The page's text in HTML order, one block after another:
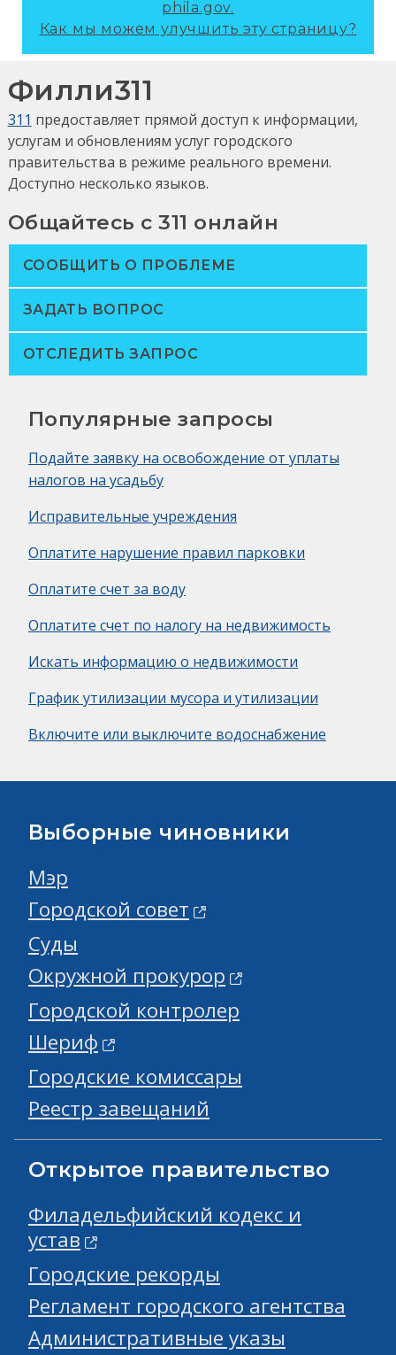
phila.gov.
Как мы можем улучшить эту страницу?
Филли311
311 предоставляет прямой доступ к информации,
услугам и обновлениям услуг городского
правительства в режиме реального времени.
Доступно несколько языков.
Общайтесь с 311 онлайн
СООБЩИТЬ О ПРОБЛЕМЕ
ЗАДАТЬ ВОПРОС
ОТСЛЕДИТЬ ЗАПРОС
Популярные запросы
Подайте заявку на освобождение от уплаты
налогов на усадьбу
Исправительные учреждения
Оплатите нарушение правил парковки
Оплатите счет за воду
Оплатите счет по налогу на недвижимость
Искать информацию о недвижимости
График утилизации мусора и утилизации
Включите или выключите водоснабжение
Выборные чиновники
Мэр
Городской совет
Суды
Окружной прокурор
Городской контролер
Шериф
Городские комиссары
Реестр завещаний
Открытое правительство
Филадельфийский кодекс и
устав
Городские рекорды
Регламент городского агентства
Административные указы